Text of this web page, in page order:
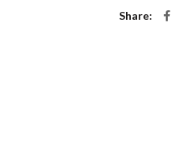
Share